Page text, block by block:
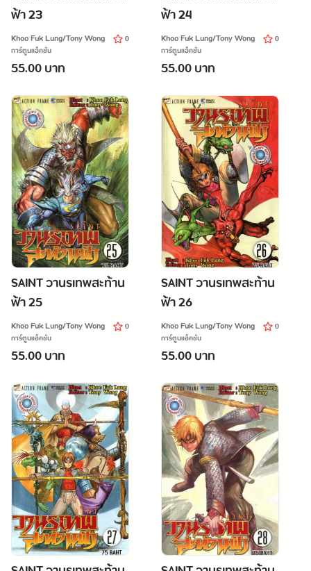
ฟ้า 23
Khoo Fuk Lung/Tony Wong 0
การ์ตูนแอ็คชั่น
55.00 บาท
ฟ้า 24
Khoo Fuk Lung/Tony Wong 0
การ์ตูนแอ็คชั่น
55.00 บาท
SAINT วานรเทพสะท้าน
ฟ้า 25
Khoo Fuk Lung/Tony Wong 0
การ์ตูนแอ็คชั่น
55.00 บาท
SAINT วานรเทพสะท้าน
ฟ้า 26
Khoo Fuk Lung/Tony Wong 0
การ์ตูนแอ็คชั่น
55.00 บาท